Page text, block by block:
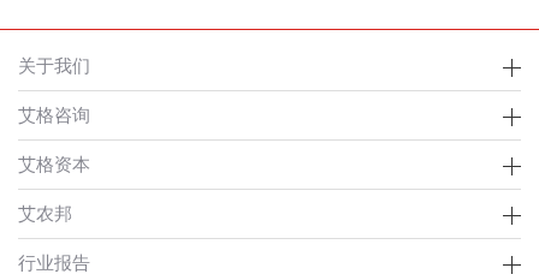
关于我们
艾格咨询
艾格资本
艾农邦
行业报告